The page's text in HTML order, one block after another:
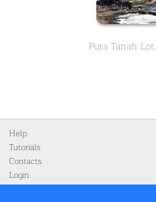
Help
Tutorials
Contacts
Login
Register